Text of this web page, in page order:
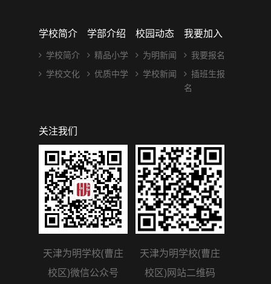
学校简介
学校简介
学校文化
学部介绍
精品小学
优质中学
校园动态
为明新闻
学校新闻
我要加入
我要报名
插班生报
名
关注我们
天津为明学校(曹庄
校区)微信公众号
天津为明学校(曹庄
校区)网站二维码